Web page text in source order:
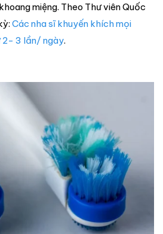
miệng. Theo Thư viên Quốc
Các nha sĩ khuyến khích mọi
2- 3 lần/ ngày.